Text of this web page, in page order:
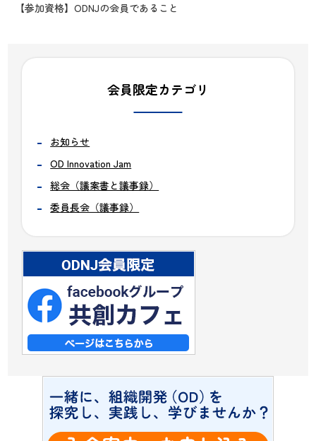
【参加資格】ODNJの会員であること
会員限定カテゴリ
お知らせ
OD Innovation Jam
総会（議案書と議事録）
委員長会（議事録）